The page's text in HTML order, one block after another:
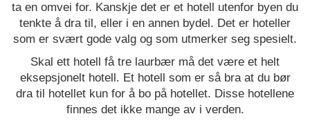
ta en omvei for. Kanskje det er et hotell utenfor byen du
tenkte å dra til, eller i en annen bydel. Det er hoteller
som er svært gode valg og som utmerker seg spesielt.
Skal ett hotell få tre laurbær må det være et helt
eksepsjonelt hotell. Et hotell som er så bra at du bør
dra til hotellet kun for å bo på hotellet. Disse hotellene
finnes det ikke mange av i verden.